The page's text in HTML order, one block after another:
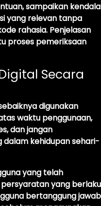
sampaikan kendala
yang relevan tanpa
rahasia. Penjelasan
proses pemeriksaan
Secara
digunakan
waktu penggunaan,
dan jangan
kehidupan sehari-
yang telah
yang berlaku
bertanggung jawab